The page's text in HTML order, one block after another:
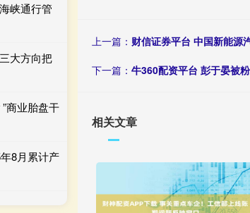
上一篇： 财信证券平台 中国新能源
下一篇： 牛360配资平台 彭于晏被
相关文章
峡通行管
大方向把
商业胎盘干
8月累计产